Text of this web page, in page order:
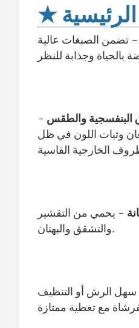
– تضمن الصبغات عالية
البنفسجية والطقس -
وثبات اللون في ظل
- يحمي من التقشير
والتشقق والبهتان.
الرش أو التنظيف